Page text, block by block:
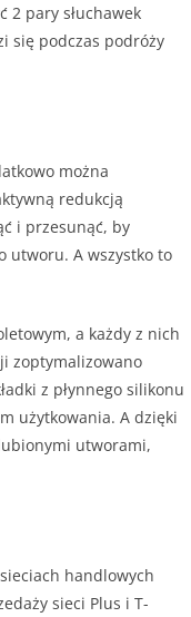
2 pary słuchawek
się podczas podróży
można
redukcją
i przesunąć, by
utworu. A wszystko to
a każdy z nich
zoptymalizowano
z płynnego silikonu
użytkowania. A dzięki
utworami,
handlowych
sieci Plus i T-